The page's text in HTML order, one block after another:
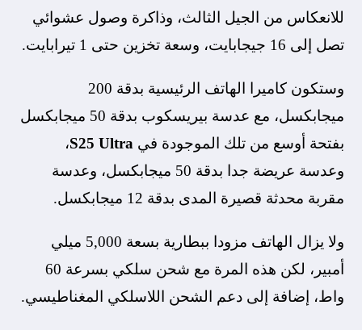
للانعكاس من الجيل الثالث، وذاكرة وصول عشوائي
تصل إلى 16 جيجابايت، وسعة تخزين حتى 1 تيرابايت.
وستكون كاميرا الهاتف الرئيسية بدقة 200
ميجابكسل، مع عدسة بيريسكوب بدقة 50 ميجابكسل
بفتحة أوسع من تلك الموجودة فيS25 Ultra،
وعدسة عريضة جدا بدقة 50 ميجابكسل، وعدسة
مقربة محدثة قصيرة المدى بدقة 12 ميجابكسل.
ولا يزال الهاتف مزودا ببطارية بسعة 5,000 ميلي
أمبير، لكن هذه المرة مع شحن سلكي بسرعة 60
واط، إضافة إلى دعم الشحن اللاسلكي المغناطيسي.